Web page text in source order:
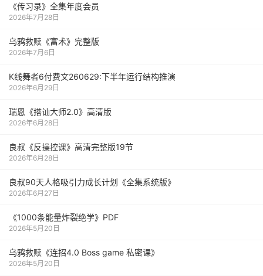
《传习录》全集年度会员
2026年7月28日
乌鸦救赎《富术》完整版
2026年7月6日
K线舞者6付费文260629:下半年运行结构推演
2026年6月29日
瑞恩《搭讪大师2.0》高清版
2026年6月28日
良叔《反操控课》高清完整版19节
2026年6月28日
良叔90天人格吸引力成长计划《全集系统版》
2026年6月27日
《1000‮能条‬‎量‮裂炸‬‎绝学》PDF
2026年5月20日
乌鸦救赎《连招4.0 Boss game 私密课》
2026年5月20日